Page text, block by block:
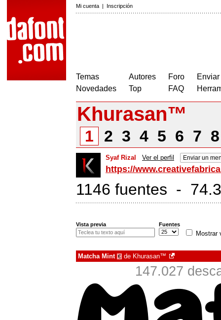
Mi cuenta | Inscripción
Temas
Novedades
Autores
Top
Foro
FAQ
Khurasan™
1 2 3 4 5 6 7
Syaf Rizal Ver el perfil Enviar un
https://
1146 fuentes -
Vista previa Fuentes
Mostrar
Matcha Mint € de Khurasan™
147.027